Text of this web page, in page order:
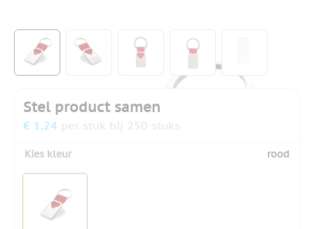
View larger imageView larger image
View larger imageView larger image
Stel product samen
€ 1,24 per stuk bij 250 stuks
Kies kleur rood